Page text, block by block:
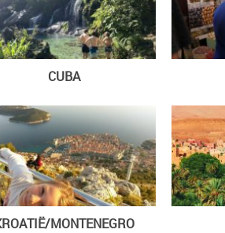
CUBA
MONTENEGRO